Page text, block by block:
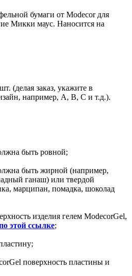
бумаги от Modecor для
Микки маус. Наносится на
(делая заказ, укажите в
например, A, B, C и т.д.).
быть ровной;
быть жирной (например,
ганаш) или твердой
марципан, помадка, шоколад
изделия гелем ModecorGel,
этой ссылке;
поверхность пластины и